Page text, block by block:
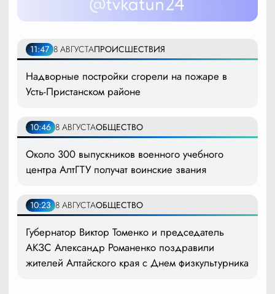
11:47 8 АВГУСТАПРОИСШЕСТВИЯ
Надворные постройки сгорели на пожаре в
Усть-Пристанском районе
10:46 8 АВГУСТАОБЩЕСТВО
Около 300 выпускников военного учебного
центра АлтГТУ получат воинские звания
10:23 8 АВГУСТАОБЩЕСТВО
Губернатор Виктор Томенко и председатель
АКЗС Александр Романенко поздравили
жителей Алтайского края с Днем физкультурника